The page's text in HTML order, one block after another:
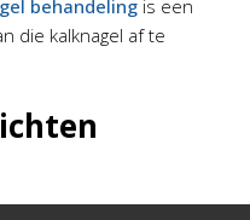
behandeling is een
die kalknagel af te